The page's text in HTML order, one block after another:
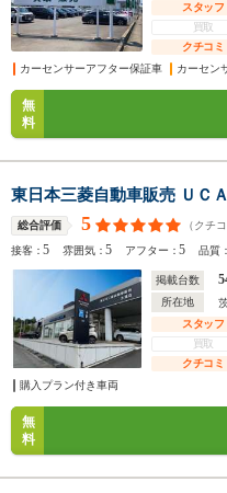
スタッフ
買取
クチコミ
カーセンサーアフター保証車
カーセン
無
料
東日本三菱自動車販売 ＵＣ
総合評価 5 （クチ
接客：5 雰囲気：5 アフター：5 品質
掲載台数
所在地
スタッフ
買取
クチコミ
購入プラン付き車両
無
料